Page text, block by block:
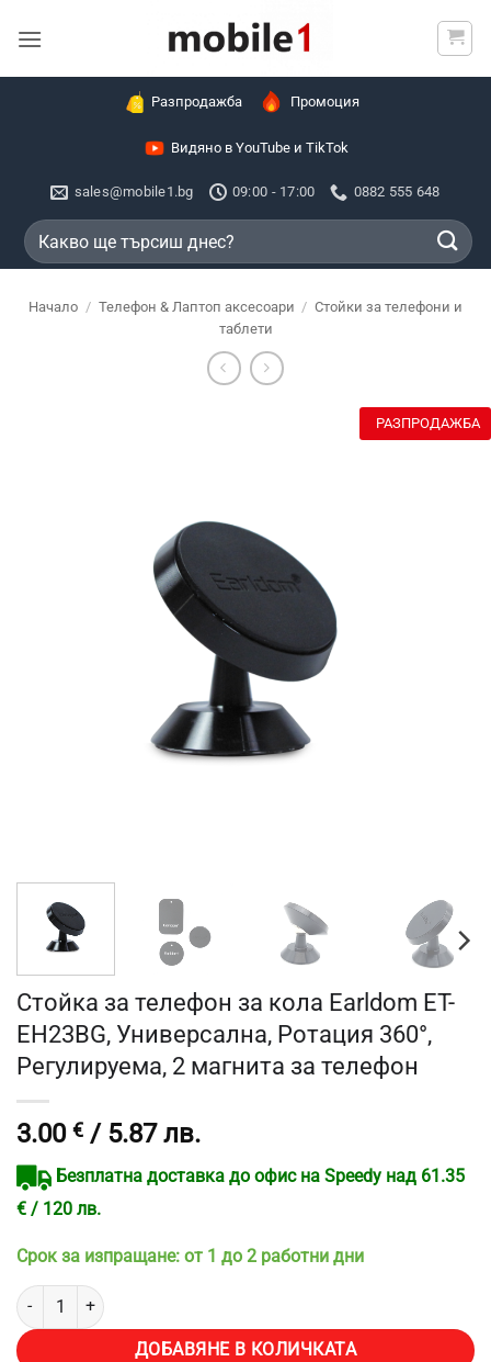
Разпродажба Промоция
Видяно в YouTube и TikTok
sales@mobile1.bg 09:00 - 17:00 0882 555 648
Търсене
за:
Начало / Телефон & Лаптоп аксесоари / Стойки за телефони и
таблети
РАЗПРОДАЖБА
Стойка за телефон за кола Earldom ET-
EH23BG, Универсална, Ротация 360°,
Регулируема, 2 магнита за телефон
3.00 € / 5.87 лв.
Безплатна доставка до офис на Speedy над 61.35
€ / 120 лв.
Срок за изпращане: от 1 до 2 работни дни
количество за Стойка за телефон за кола Earldom ET-EH23BG,
ДОБАВЯНЕ В КОЛИЧКАТА